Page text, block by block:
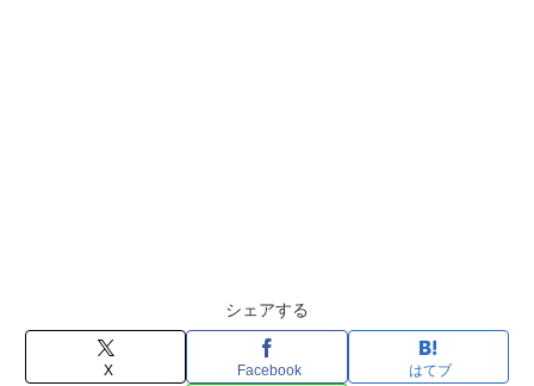
シェアする
X Facebook はてブ